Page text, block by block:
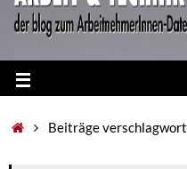
Beiträge